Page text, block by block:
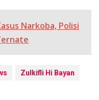
Narkoba, Polisi
Zulkifli Hi Bayan